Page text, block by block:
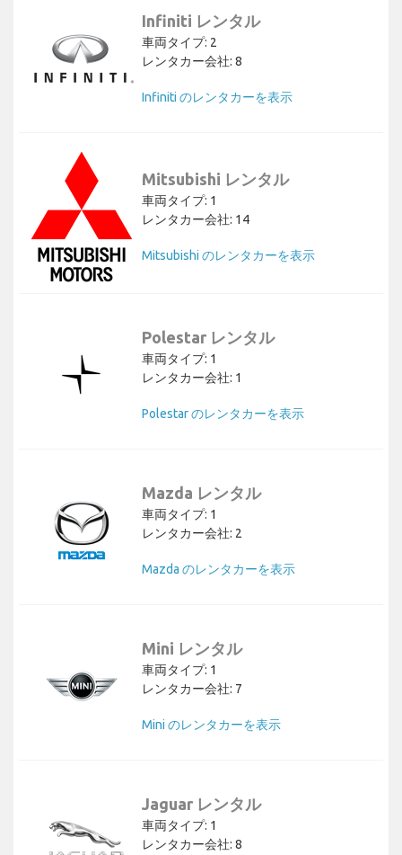
Infiniti レンタル
車両タイプ: 2
レンタカー会社: 8
Infiniti のレンタカーを表示
Mitsubishi レンタル
車両タイプ: 1
レンタカー会社: 14
Mitsubishi のレンタカーを表示
Polestar レンタル
車両タイプ: 1
レンタカー会社: 1
Polestar のレンタカーを表示
Mazda レンタル
車両タイプ: 1
レンタカー会社: 2
Mazda のレンタカーを表示
Mini レンタル
車両タイプ: 1
レンタカー会社: 7
Mini のレンタカーを表示
Jaguar レンタル
車両タイプ: 1
レンタカー会社: 8